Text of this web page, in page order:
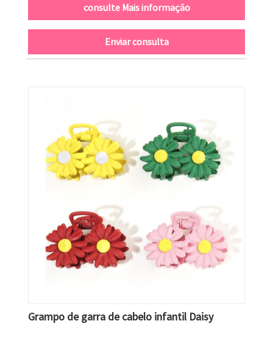
consulte Mais informação
Enviar consulta
Grampo de garra de cabelo infantil Daisy